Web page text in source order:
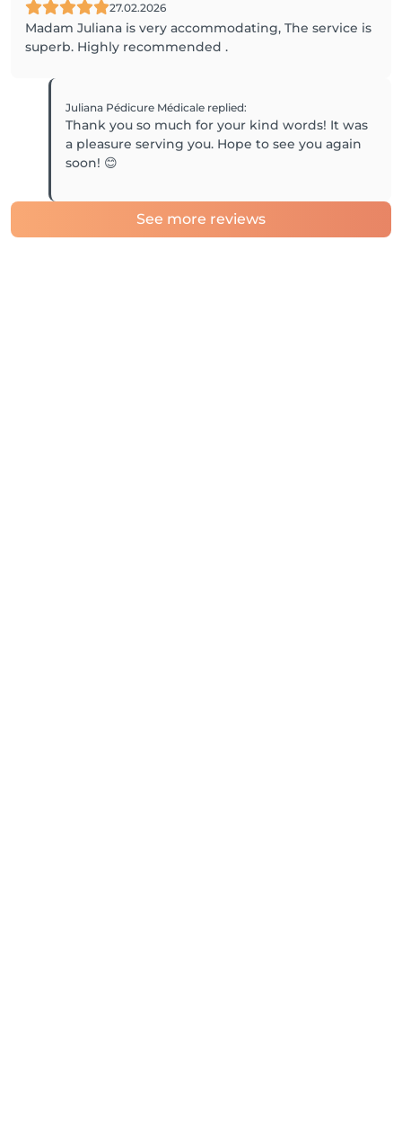
27.02.2026
Madam Juliana is very accommodating, The service is
superb. Highly recommended .
Juliana Pédicure Médicale replied:
Thank you so much for your kind words! It was
a pleasure serving you. Hope to see you again
soon! 😊
See more reviews